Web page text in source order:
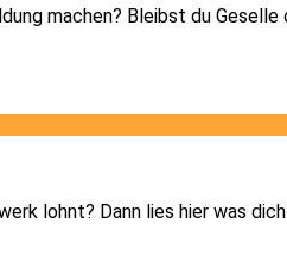
machen? Bleibst du Geselle
lohnt? Dann lies hier was